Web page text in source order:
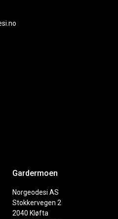
Gardermoen
Norgeodesi AS
Stokkervegen 2
2040 Kløfta